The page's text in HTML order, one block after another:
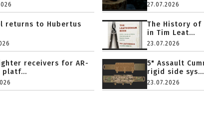
returns to Hubertus
receivers for AR-
platf...
27.07.2026
The History
in Tim Leat...
23.07.2026
5" Assault
rigid side sys...
23.07.2026